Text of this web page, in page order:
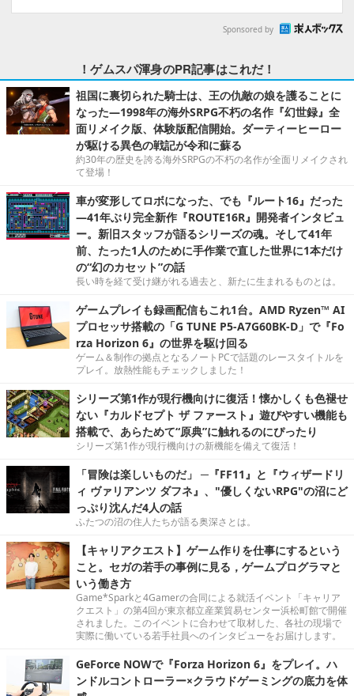
Sponsored by
！ゲムスパ渾身のPR記事はこれだ！
祖国に裏切られた騎士は、王の仇敵の娘を護ることに
なった―1998年の海外SRPG不朽の名作『幻世録』全
面リメイク版、体験版配信開始。ダーティーヒーロー
が駆ける異色の戦記が令和に蘇る
約30年の歴史を誇る海外SRPGの不朽の名作が全面リメイクされ
て登場！
車が変形してロボになった、でも『ルート16』だった
―41年ぶり完全新作『ROUTE16R』開発者インタビュ
ー。新旧スタッフが語るシリーズの魂。そして41年
前、たった1人のために手作業で直した世界に1本だけ
の“幻のカセット”の話
長い時を経て受け継がれる過去と、新たに生まれるものとは。
ゲームプレイも録画配信もこれ1台。AMD Ryzen™ AI
プロセッサ搭載の「G TUNE P5-A7G60BK-D」で『Fo
rza Horizon 6』の世界を駆け回る
ゲーム＆制作の拠点となるノートPCで話題のレースタイトルを
プレイ。放熱性能もチェックしました！
シリーズ第1作が現行機向けに復活！懐かしくも色褪せ
ない『カルドセプト ザ ファースト』遊びやすい機能も
搭載で、あらためて“原典”に触れるのにぴったり
シリーズ第1作が現行機向けの新機能を備えて復活！
「冒険は楽しいものだ」 ─『FF11』と『ウィザードリ
ィ ヴァリアンツ ダフネ』、"優しくないRPG"の沼にど
っぷり沈んだ4人の話
ふたつの沼の住人たちが語る奥深さとは。
【キャリアクエスト】ゲーム作りを仕事にするという
こと。セガの若手の事例に見る，ゲームプログラマと
いう働き方
Game*Sparkと4Gamerの合同による就活イベント「キャリア
クエスト」の第4回が東京都立産業貿易センター浜松町館で開催
されました。このイベントに合わせて取材した、各社の現場で
実際に働いている若手社員へのインタビューをお届けします。
GeForce NOWで『Forza Horizon 6』をプレイ。ハ
ンドルコントローラー×クラウドゲーミングの底力を体